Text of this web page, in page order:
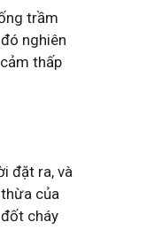
trầm
nghiên
thấp
đặt ra, và
của
cháy